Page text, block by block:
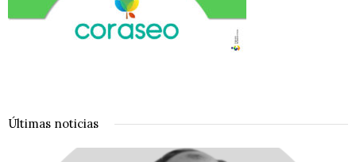
Últimas noticias